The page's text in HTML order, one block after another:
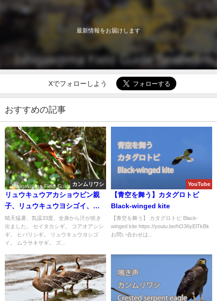
最新情報をお届けします
Xでフォローしよう
おすすめの記事
カンムリワシ
リュウキュウアカショウビン親
子、リュウキュウヨシゴイ、オ
オクイナ等などバードウオッチ
ング＆野鳥撮影。
晴天猛暑、気温33度、全身から汗が吹き
出ました。 セイタカシギ。 コアオアシシ
ギ。 ヒバリシギ。 リュウキュウヨシゴ
イ。 ムラサキサギ。 ズ...
YouTube
【青空を舞う】カタグロトビ
Black-winged kite
【青空を舞う】 カタグロトビ Black-
winged kite https://youtu.be/hO36yElTkBk
お問い合わせは...